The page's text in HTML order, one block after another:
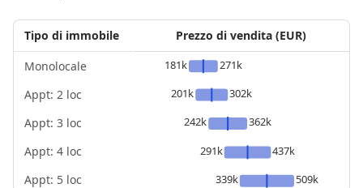
Tipo di immobile
Monolocale
Appt: 2 loc
Appt: 3 loc
Appt: 4 loc
Appt: 5 loc
Prezzo di vendita (EUR)
181k
271k
201k
302k
242k
362k
291k
437k
339k
509k